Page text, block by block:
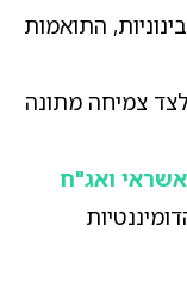
התואמות
צמיחה מתונה
ואג"ח